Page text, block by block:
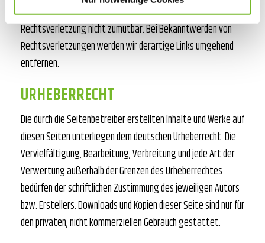
ist jedoch ohne konkrete Anhaltspunkte einer
Rechtsverletzung nicht zumutbar. Bei Bekanntwerden von
Rechtsverletzungen werden wir derartige Links umgehend
entfernen.
URHEBERRECHT
Die durch die Seitenbetreiber erstellten Inhalte und Werke auf
diesen Seiten unterliegen dem deutschen Urheberrecht. Die
Vervielfältigung, Bearbeitung, Verbreitung und jede Art der
Verwertung außerhalb der Grenzen des Urheberrechtes
bedürfen der schriftlichen Zustimmung des jeweiligen Autors
bzw. Erstellers. Downloads und Kopien dieser Seite sind nur für
den privaten, nicht kommerziellen Gebrauch gestattet.